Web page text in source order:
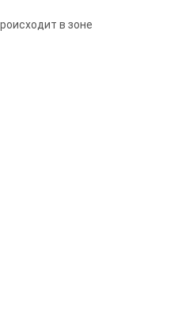
в зоне